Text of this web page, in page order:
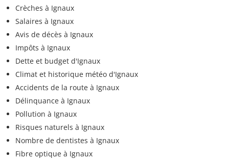
Crèches à Ignaux
Salaires à Ignaux
Avis de décès à Ignaux
Impôts à Ignaux
Dette et budget d'Ignaux
Climat et historique météo d'Ignaux
Accidents de la route à Ignaux
Délinquance à Ignaux
Pollution à Ignaux
Risques naturels à Ignaux
Nombre de dentistes à Ignaux
Fibre optique à Ignaux